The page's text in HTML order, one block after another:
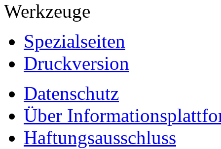
Werkzeuge
Spezialseiten
Druckversion
Datenschutz
Über
Haftungsausschluss